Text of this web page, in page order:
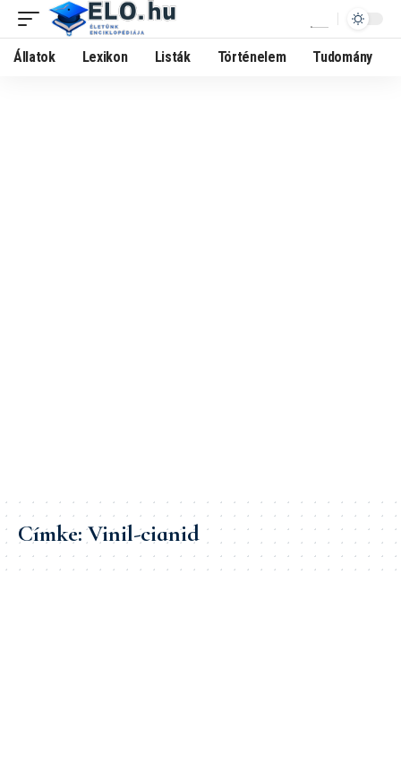
Állatok Lexikon Listák Történelem Tudomány
Címke:Vinil-cianid